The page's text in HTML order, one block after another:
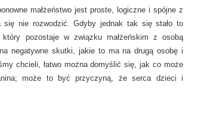
małżeństwo jest proste, logiczne i spójne z
się nie rozwodzić. Gdyby jednak tak się stało to
pozostaje w związku małżeńskim z osobą
negatywne skutki, jakie to ma na drugą osobę i
chcieli, łatwo można domyślić się, jak co może
może to być przyczyną, że serca dzieci i